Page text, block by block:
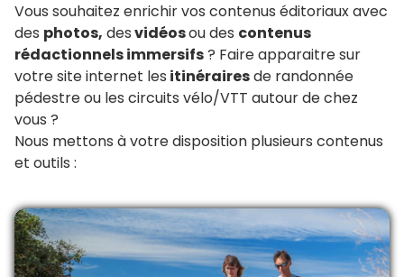
Vous souhaitez enrichir vos contenus éditoriaux avec
des photos, desvidéosou des contenus
rédactionnels immersifs? Faire apparaitre sur
votre site internet les itinérairesde randonnée
pédestre ou les circuits vélo/VTT autour de chez
vous ?
Nous mettons à votre disposition plusieurs contenus
et outils :